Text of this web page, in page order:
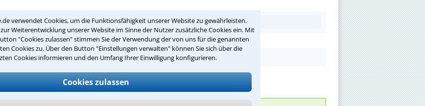
verwendet Cookies, um die Funktionsfähigkeit unserer Website zu gewährleisten.
Weiterentwicklung unserer Website im Sinne der Nutzer zusätzliche Cookies ein. Mit
"Cookies zulassen" stimmen Sie der Verwendung der von uns für die genannten
Cookies zu. Über den Button "Einstellungen verwalten" können Sie sich über die
Cookies informieren und den Umfang Ihrer Einwilligung konfigurieren.
Cookies zulassen
Teste Dein Rechtswissen